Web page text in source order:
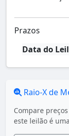
Prazos
Data do
Raio-X de
Compare
este leilão é